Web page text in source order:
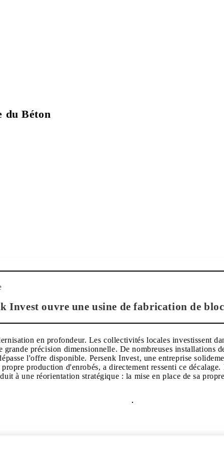
du Béton
Invest ouvre une usine de fabrication de
en profondeur. Les collectivités locales investissent
précision dimensionnelle. De nombreuses installations
l'offre disponible. Persenk Invest, une entreprise
production d'enrobés, a directement ressenti ce
à une réorientation stratégique : la mise en place de sa